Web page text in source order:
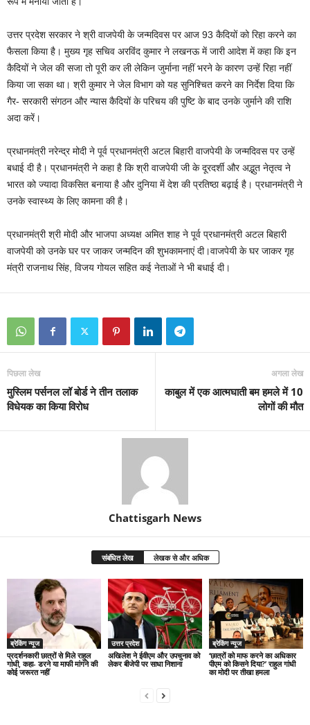
उत्तर प्रदेश सरकार ने श्री वाजपेयी के जन्मदिवस पर आज 93 कैदियों को रिहा करने का
फैसला किया है। मुख्य गृह सचिव अरविंद कुमार ने लखनऊ में जारी आदेश में कहा कि इन
कैदियों ने जेल की सजा तो पूरी कर ली लेकिन जुर्माना नहीं भरने के कारण उन्हें रिहा नहीं
किया जा सका था। श्री कुमार ने जेल विभाग को यह सुनिश्चित करने का निर्देश दिया कि
गैर- सरकारी संगठन और न्यास कैदियों के परिचय की पुष्टि के बाद उनके जुर्माने की राशि
अदा करें।
प्रधानमंत्री नरेन्द्र मोदी ने पूर्व प्रधानमंत्री अटल बिहारी वाजपेयी के जन्मदिवस पर उन्हें
बधाई दी है। प्रधानमंत्री ने कहा है कि श्री वाजपेयी जी के दूरदर्शी और अद्भुत नेतृत्व ने
भारत को ज्यादा विकसित बनाया है और दुनिया में देश की प्रतिष्ठा बढ़ाई है। प्रधानमंत्री ने
उनके स्वास्थ्य के लिए कामना की है।
प्रधानमंत्री श्री मोदी और भाजपा अध्यक्ष अमित शाह ने पूर्व प्रधानमंत्री अटल बिहारी
वाजपेयी को उनके घर पर जाकर जन्मदिन की शुभकामनाएं दी।वाजपेयी के घर जाकर गृह
मंत्री राजनाथ सिंह, विजय गोयल सहित कई नेताओं ने भी बधाई दी।
पिछला लेख
मुस्लिम पर्सनल लॉ बोर्ड ने तीन तलाक
विधेयक का किया विरोध
अगला लेख
काबुल में एक आत्मघाती बम हमले में 10
लोगों की मौत
Chattisgarh News
संबंधित लेख लेखक से और अधिक
ब्रेकिंग न्यूज
प्रदर्शनकारी छात्रों से मिले राहुल
गांधी, कहा- डरने या माफी मांगने की
कोई जरूरत नहीं
उत्तर प्रदेश
अखिलेश ने ईवीएम और उपचुनाव को
लेकर बीजेपी पर साधा निशाना
ब्रेकिंग न्यूज
‘छात्रों को माफ करने का अधिकार
पीएम को किसने दिया?’ राहुल गांधी
का मोदी पर तीखा हमला